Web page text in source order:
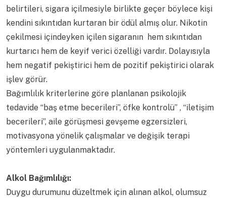
belirtileri, sigara içilmesiyle birlikte geçer böylece kişi
kendini sıkıntıdan kurtaran bir ödül almış olur. Nikotin
çekilmesi içindeyken içilen sigaranın hem sıkıntıdan
kurtarıcı hem de keyif verici özelliği vardır. Dolayısıyla
hem negatif pekiştirici hem de pozitif pekiştirici olarak
işlev görür.
Bağımlılık kriterlerine göre planlanan psikolojik
tedavide “baş etme becerileri”, öfke kontrolü” , “iletişim
becerileri”, aile görüşmesi gevşeme egzersizleri,
motivasyona yönelik çalışmalar ve değişik terapi
yöntemleri uygulanmaktadır.
Alkol Bağımlılığı:
Duygu durumunu düzeltmek için alınan alkol, olumsuz